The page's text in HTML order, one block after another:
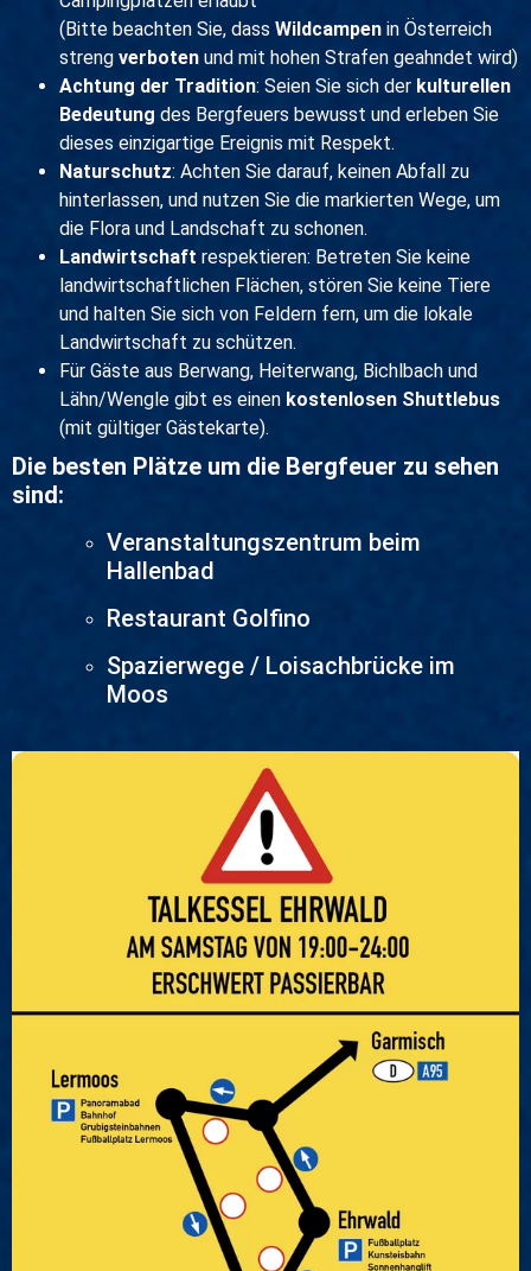
(Bitte beachten Sie, dass Wildcampen in Österreich
streng verboten und mit hohen Strafen geahndet wird)
Achtung der Tradition: Seien Sie sich der kulturellen
Bedeutung des Bergfeuers bewusst und erleben Sie
dieses einzigartige Ereignis mit Respekt.
Naturschutz: Achten Sie darauf, keinen Abfall zu
hinterlassen, und nutzen Sie die markierten Wege, um
die Flora und Landschaft zu schonen.
Landwirtschaft respektieren: Betreten Sie keine
landwirtschaftlichen Flächen, stören Sie keine Tiere
und halten Sie sich von Feldern fern, um die lokale
Landwirtschaft zu schützen.
Für Gäste aus Berwang, Heiterwang, Bichlbach und
Lähn/Wengle gibt es einen kostenlosen Shuttlebus
(mit gültiger Gästekarte).
Die besten Plätze um die Bergfeuer zu sehen
sind:
Veranstaltungszentrum beim
Hallenbad
Restaurant Golfino
Spazierwege / Loisachbrücke im
Moos